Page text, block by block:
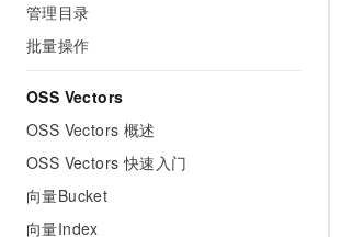
管理目录
批量操作
OSS Vectors
OSS Vectors 概述
OSS Vectors 快速入门
向量Bucket
向量Index
中间件
大数据计算
媒体服务
企业服务与云通信
可观测
上云与迁云
企业出海